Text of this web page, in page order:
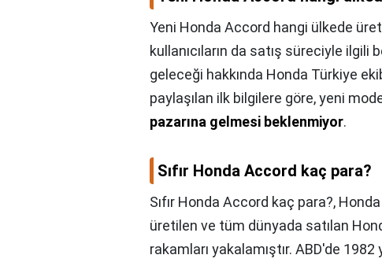
Yeni Honda Accord hangi ülkede
kullanıcıların da satış süreciyle
geleceği hakkında Honda Türkiye
paylaşılan ilk bilgilere göre, yeni
pazarına gelmesi beklenmiyor.
Sıfır Honda Accord kaç para?
Sıfır Honda Accord kaç para?,
üretilen ve tüm dünyada satılan
rakamları yakalamıştır. ABD'de